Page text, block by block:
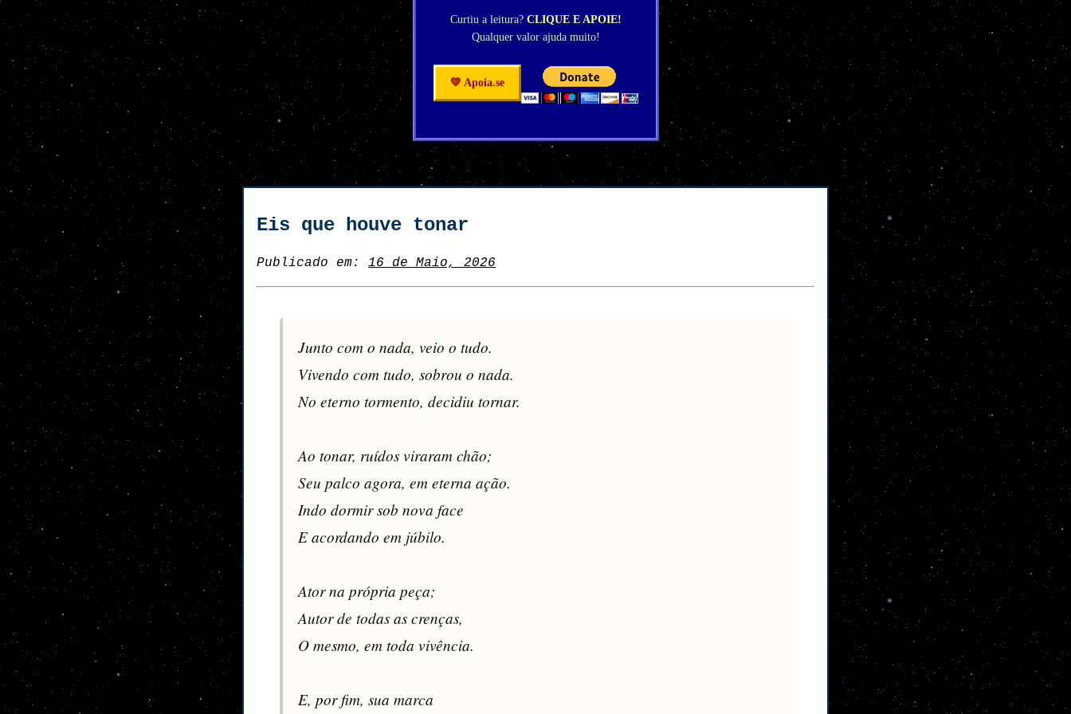
Curtiu a leitura? CLIQUE E APOIE!
Qualquer valor ajuda muito!
💛 Apoia.se
Eis que houve tonar
Publicado em: 16 de Maio, 2026
Junto com o nada, veio o tudo.
Vivendo com tudo, sobrou o nada.
No eterno tormento, decidiu tornar.
Ao tonar, ruídos viraram chão;
Seu palco agora, em eterna ação.
Indo dormir sob nova face
E acordando em júbilo.
Ator na própria peça;
Autor de todas as crenças,
O mesmo, em toda vivência.
E, por fim, sua marca